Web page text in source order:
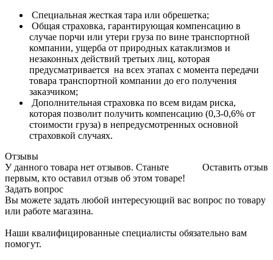
Специальная жесткая тара или обрешетка;
Общая страховка, гарантирующая компенсацию в
случае порчи или утери груза по вине транспортной
компании, ущерба от природных катаклизмов и
незаконных действий третьих лиц, которая
предусматривается на всех этапах с момента передачи
товара транспортной компании до его получения
заказчиком;
Дополнительная страховка по всем видам риска,
которая позволит получить компенсацию (0,3-0,6% от
стоимости груза) в непредусмотренных основной
страховкой случаях.
Отзывы
Оставить отзыв
У данного товара нет отзывов. Станьте
первым, кто оставил отзыв об этом товаре!
Задать вопрос
Вы можете задать любой интересующий вас вопрос по товару
или работе магазина.
Наши квалифицированные специалисты обязательно вам
помогут.